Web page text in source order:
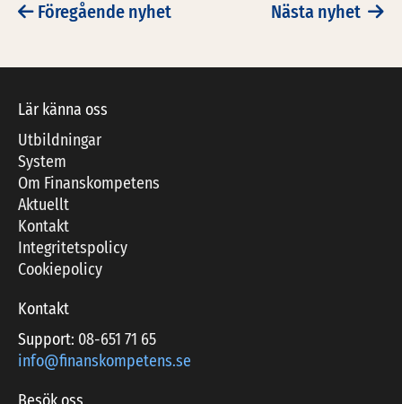
POST NAVIGATION
Föregående nyhet Nästa nyhet
Lär känna oss
Utbildningar
System
Om Finanskompetens
Aktuellt
Kontakt
Integritetspolicy
Cookiepolicy
Kontakt
Support: 08-651 71 65
info@finanskompetens.se